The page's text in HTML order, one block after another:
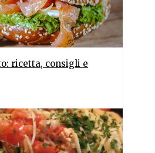
ricetta, consigli e